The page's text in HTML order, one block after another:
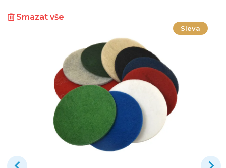
Smazat vše
Sleva